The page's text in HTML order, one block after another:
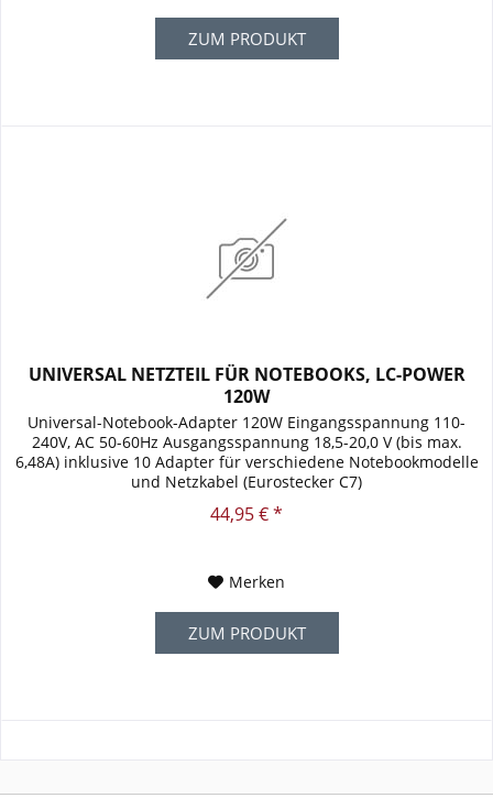
ZUM PRODUKT
UNIVERSAL NETZTEIL FÜR NOTEBOOKS, LC-POWER
120W
Universal-Notebook-Adapter 120W Eingangsspannung 110-
240V, AC 50-60Hz Ausgangsspannung 18,5-20,0 V (bis max.
6,48A) inklusive 10 Adapter für verschiedene Notebookmodelle
und Netzkabel (Eurostecker C7)
44,95 € *
Merken
ZUM PRODUKT